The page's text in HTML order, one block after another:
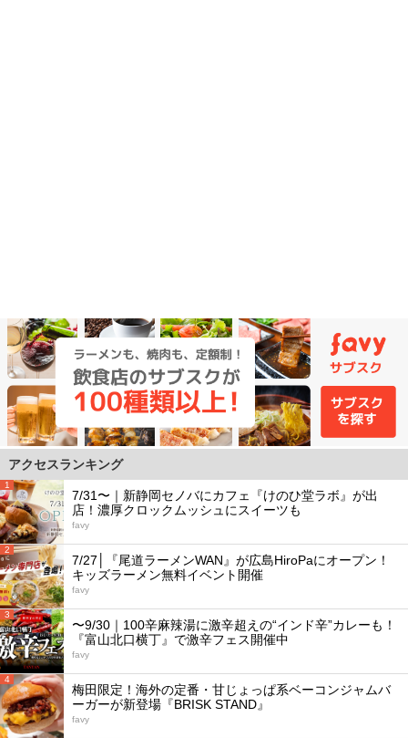
アクセスランキング
1
7/31〜｜新静岡セノバにカフェ『けのひ堂ラボ』が出
店！濃厚クロックムッシュにスイーツも
favy
2
7/27│『尾道ラーメンWAN』が広島HiroPaにオープン！
キッズラーメン無料イベント開催
favy
3
〜9/30｜100辛麻辣湯に激辛超えの“インド辛”カレーも！
『富山北口横丁』で激辛フェス開催中
favy
4
梅田限定！海外の定番・甘じょっぱ系ベーコンジャムバ
ーガーが新登場『BRISK STAND』
favy